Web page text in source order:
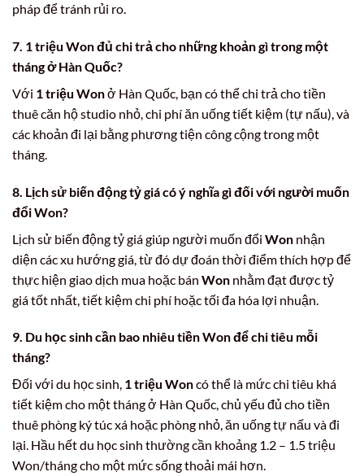
pháp để tránh rủi ro.
7. 1 triệu Won đủ chi trả cho những khoản gì trong một
tháng ở Hàn Quốc?
Với 1 triệu Wonở Hàn Quốc, bạn có thể chi trả cho tiền
thuê căn hộ studio nhỏ, chi phí ăn uống tiết kiệm (tự nấu), và
các khoản đi lại bằng phương tiện công cộng trong một
tháng.
8. Lịch sử biến động tỷ giá có ý nghĩa gì đối với người muốn
đổi Won?
Lịch sử biến động tỷ giá giúp người muốn đổi Won nhận
diện các xu hướng giá, từ đó dự đoán thời điểm thích hợp để
thực hiện giao dịch mua hoặc bán Won nhằm đạt được tỷ
giá tốt nhất, tiết kiệm chi phí hoặc tối đa hóa lợi nhuận.
9. Du học sinh cần bao nhiêu tiền Won để chi tiêu mỗi
tháng?
Đối với du học sinh, 1 triệu Woncó thể là mức chi tiêu khá
tiết kiệm cho một tháng ở Hàn Quốc, chủ yếu đủ cho tiền
thuê phòng ký túc xá hoặc phòng nhỏ, ăn uống tự nấu và đi
lại. Hầu hết du học sinh thường cần khoảng 1.2 – 1.5 triệu
Won/tháng cho một mức sống thoải mái hơn.